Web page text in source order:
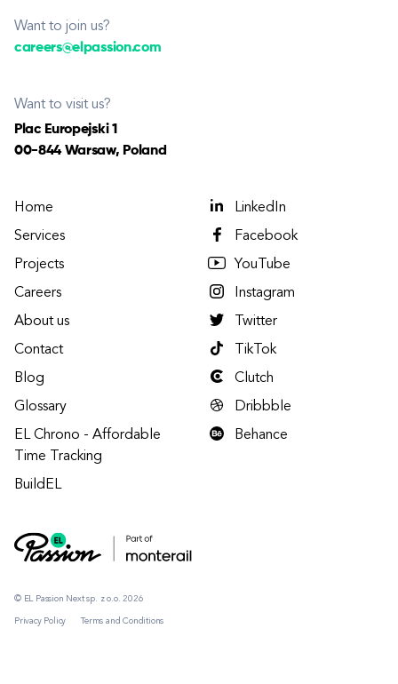
Want to join us?
careers@elpassion.com
Want to visit us?
Plac Europejski 1
00-844 Warsaw, Poland
© EL Passion Next sp. z o.o. 2026
Privacy Policy Terms and Conditions
Home
Services
Projects
Careers
About us
Contact
Blog
Glossary
EL Chrono - Affordable
Time Tracking
BuildEL
LinkedIn
Facebook
YouTube
Instagram
Twitter
TikTok
Clutch
Dribbble
Behance